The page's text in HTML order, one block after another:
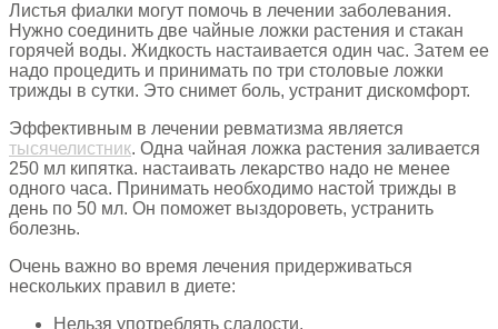
Листья фиалки могут помочь в лечении заболевания.
Нужно соединить две чайные ложки растения и стакан
горячей воды. Жидкость настаивается один час. Затем ее
надо процедить и принимать по три столовые ложки
трижды в сутки. Это снимет боль, устранит дискомфорт.
Эффективным в лечении ревматизма является
тысячелистник. Одна чайная ложка растения заливается
250 мл кипятка. настаивать лекарство надо не менее
одного часа. Принимать необходимо настой трижды в
день по 50 мл. Он поможет выздороветь, устранить
болезнь.
Очень важно во время лечения придерживаться
нескольких правил в диете:
Нельзя употреблять сладости.